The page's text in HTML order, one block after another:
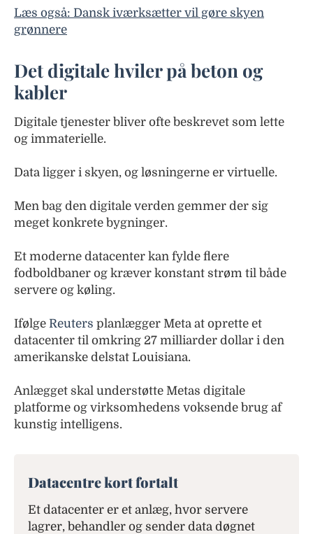
Læs også: Dansk iværksætter vil gøre skyen
grønnere
Det digitale hviler på beton og
kabler
Digitale tjenester bliver ofte beskrevet som lette
og immaterielle.
Data ligger i skyen, og løsningerne er virtuelle.
Men bag den digitale verden gemmer der sig
meget konkrete bygninger.
Et moderne datacenter kan fylde flere
fodboldbaner og kræver konstant strøm til både
servere og køling.
Ifølge Reuters planlægger Meta at oprette et
datacenter til omkring 27 milliarder dollar i den
amerikanske delstat Louisiana.
Anlægget skal understøtte Metas digitale
platforme og virksomhedens voksende brug af
kunstig intelligens.
Datacentre kort fortalt
Et datacenter er et anlæg, hvor servere
lagrer, behandler og sender data døgnet